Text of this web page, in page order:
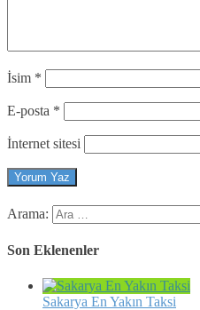
İsim *
E-posta *
İnternet sitesi
Arama:
Son Eklenenler
Sakarya En Yakın Taksi